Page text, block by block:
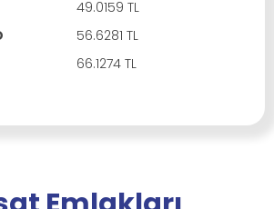
49.0159 TL
56.6281 TL
66.1274 TL